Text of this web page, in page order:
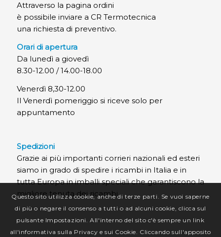
Attraverso la pagina ordini
è possibile inviare a CR Termotecnica
una richiesta di preventivo.
Orari di apertura
Da lunedì a giovedì
8.30-12.00 / 14.00-18.00
Venerdì 8,30-12.00
Il Venerdì pomeriggio si riceve solo per
appuntamento
Spedizioni
Grazie ai più importanti corrieri nazionali ed esteri
siamo in grado di spedire i ricambi in Italia e in
tutta Europa in imballi speciali che garantiscono la
migliore tenuta dei ricambi.
Questo sito utilizza cookie, anche di terze parti. Se vuoi saperne
di più o negare il consenso a tutti o ad alcuni cookie, clicca sul
pulsante Impostazioni. All'interno del sito c'è sempre un link
all'informativa sulla Privacy e sui Cookie. Cliccando sull'apposito